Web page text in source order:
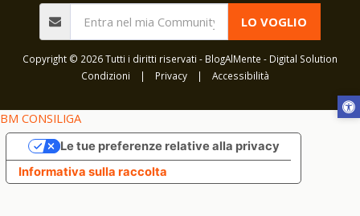
LO VOGLIO
Copyright © 2026 Tutti i diritti riservati - BlogAlMente - Digital Solution
Condizioni | Privacy | Accessibilità
BM CONSILIGA
Informativa sulla raccolta
Le tue preferenze relative alla privacy